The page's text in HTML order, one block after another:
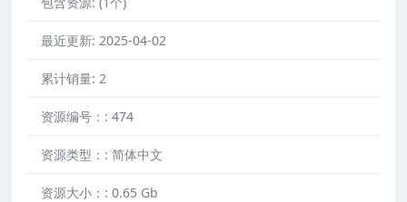
最近更新: 2025-04-02
累计销量: 2
资源编号：: 474
资源类型：: 简体中文
资源大小：: 0.65 Gb